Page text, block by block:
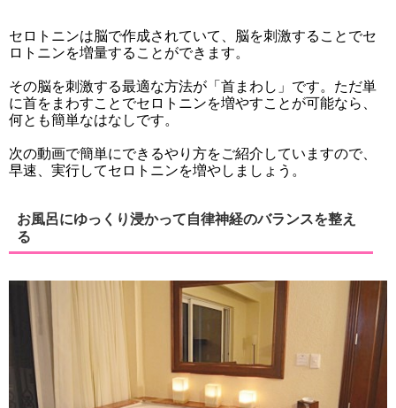
セロトニンは脳で作成されていて、脳を刺激することでセ
ロトニンを増量することができます。
その脳を刺激する最適な方法が「首まわし」です。ただ単
に首をまわすことでセロトニンを増やすことが可能なら、
何とも簡単なはなしです。
次の動画で簡単にできるやり方をご紹介していますので、
早速、実行してセロトニンを増やしましょう。
お風呂にゆっくり浸かって自律神経のバランスを整え
る